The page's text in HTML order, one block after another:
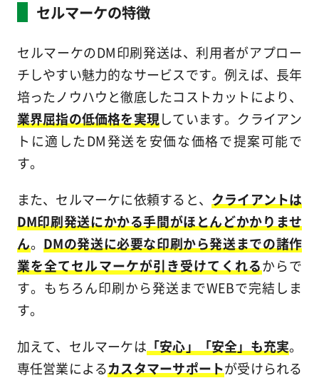
セルマーケの特徴
セルマーケのDM印刷発送は、利用者がアプロー
チしやすい魅力的なサービスです。例えば、長年
培ったノウハウと徹底したコストカットにより、
業界屈指の低価格を実現しています。クライアン
トに適したDM発送を安価な価格で提案可能で
す。
また、セルマーケに依頼すると、 クライアントは
DM印刷発送にかかる手間がほとんどかかりませ
ん。 DMの発送に必要な印刷から発送までの諸作
業を全てセルマーケが引き受けてくれるからで
す。もちろん印刷から発送までWEBで完結しま
す。
加えて、セルマーケは 「安心」「安全」も充実。
専任営業によるカスタマーサポートが受けられる